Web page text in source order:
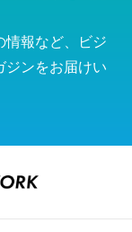
情報など、ビジ
ジンをお届けい